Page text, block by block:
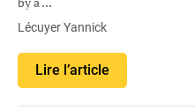
Lécuyer Yannick
Lire l’article